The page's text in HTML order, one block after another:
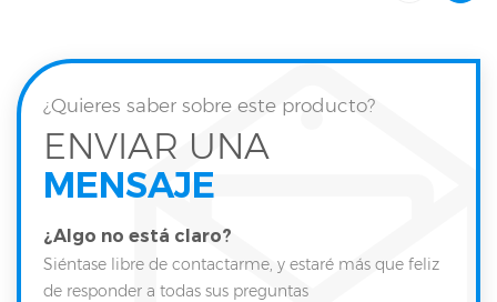
¿Quieres saber sobre este producto?
ENVIAR UNA
MENSAJE
¿Algo no está claro?
Siéntase libre de contactarme, y estaré más que feliz
de responder a todas sus preguntas